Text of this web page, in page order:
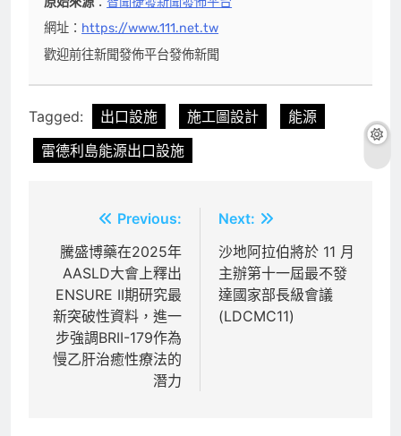
網址： https://www.111.net.tw
歡迎前往新聞發佈平台發佈新聞
Tagged: 出口設施 施工圖設計
能源
雷德利島能源出口設施
章
導
覽
Previous:
騰盛博藥在2025年
AASLD大會上釋出
ENSURE II期研究最
新突破性資料，進一
步強調BRII-179作為
慢乙肝治癒性療法的
潛力
Next:
沙地阿拉伯將於 11 月
主辦第十一屆最不發
達國家部長級會議
(LDCMC11)